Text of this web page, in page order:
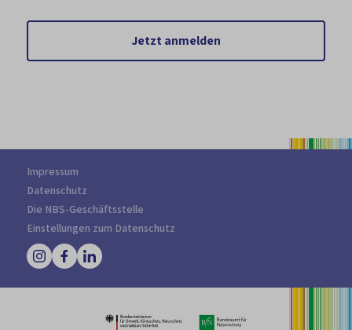
Jetzt anmelden
Impressum
Datenschutz
Die NBS-Geschäftsstelle
Einstellungen zum Datenschutz